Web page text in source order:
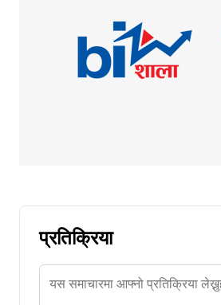
प्रतिक्रिया